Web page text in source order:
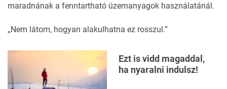
maradnának a fenntartható üzemanyagok használatánál.
„Nem látom, hogyan alakulhatna ez rosszul.”
Ezt is vidd magaddal,
ha nyaralni indulsz!